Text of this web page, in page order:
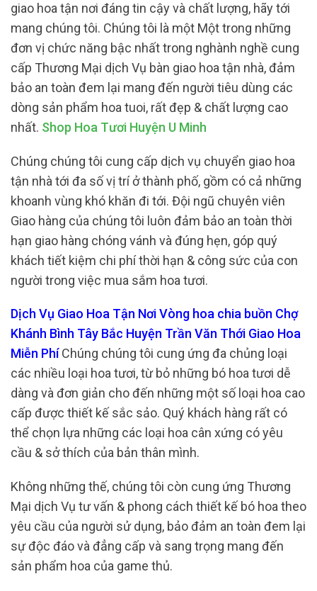
giao hoa tận nơi đáng tin cậy và chất lượng, hãy tới
mang chúng tôi. Chúng tôi là một Một trong những
đơn vị chức năng bậc nhất trong nghành nghề cung
cấp Thương Mại dịch Vụ bàn giao hoa tận nhà, đảm
bảo an toàn đem lại mang đến người tiêu dùng các
dòng sản phẩm hoa tuoi, rất đẹp & chất lượng cao
nhất. Shop Hoa Tươi Huyện U Minh
Chúng chúng tôi cung cấp dịch vụ chuyển giao hoa
tận nhà tới đa số vị trí ở thành phố, gồm có cả những
khoanh vùng khó khăn đi tới. Đội ngũ chuyên viên
Giao hàng của chúng tôi luôn đảm bảo an toàn thời
hạn giao hàng chóng vánh và đúng hẹn, góp quý
khách tiết kiệm chi phí thời hạn & công sức của con
người trong việc mua sắm hoa tươi.
Dịch Vụ Giao Hoa Tận Nơi Vòng hoa chia buồn Chợ
Khánh Bình Tây Bắc Huyện Trần Văn Thới Giao Hoa
Miễn PhíChúng chúng tôi cung ứng đa chủng loại
các nhiều loại hoa tươi, từ bỏ những bó hoa tươi dễ
dàng và đơn giản cho đến những một số loại hoa cao
cấp được thiết kế sắc sảo. Quý khách hàng rất có
thể chọn lựa những các loại hoa cân xứng có yêu
cầu & sở thích của bản thân mình.
Không những thế, chúng tôi còn cung ứng Thương
Mại dịch Vụ tư vấn & phong cách thiết kế bó hoa theo
yêu cầu của người sử dụng, bảo đảm an toàn đem lại
sự độc đáo và đẳng cấp và sang trọng mang đến
sản phẩm hoa của game thủ.